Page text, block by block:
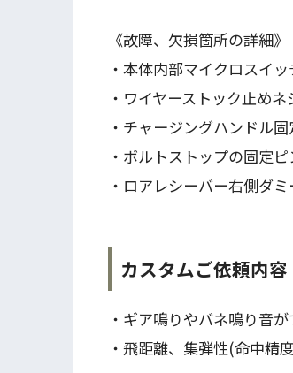
《故障、欠損箇所の詳細》
・本体内部マイクロスイ
・ワイヤーストック止めネ
・チャージングハンドル
・ボルトストップの固定
・ロアレシーバー右側ダ
カスタムご依頼内容
・ギア鳴りやバネ鳴り音
・飛距離、集弾性(命中精